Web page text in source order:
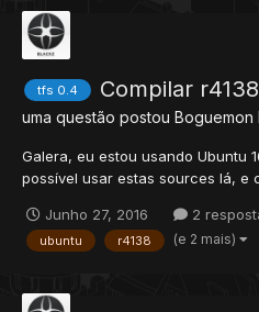
tfs 0.4 Compilar
uma questão postou Boguemon
Galera, eu estou usando Ubuntu
possível usar estas sources lá, e
Junho 27, 2016
2
ubuntu r4138 (e 2 mais)